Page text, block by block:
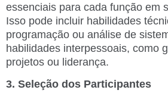
essenciais para cada função em
Isso pode incluir habilidades
programação ou análise de
habilidades interpessoais, como
projetos ou liderança.
3. Seleção dos Participantes